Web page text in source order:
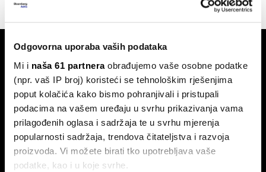
Odgovorna uporaba vaših podataka
Mi i naša 61 partneraobrađujemo vaše osobne podatke
(npr. vaš IP broj) koristeći se tehnološkim rješenjima
poput kolačića kako bismo pohranjivali i pristupali
podacima na vašem uređaju u svrhu prikazivanja vama
prilagođenih oglasa i sadržaja te u svrhu mjerenja
popularnosti sadržaja, trendova čitateljstva i razvoja
proizvoda. Vi možete birati tko upotrebljava vaše
podatke, kao i u koje svrhe.
Pretplati se na
newsletter